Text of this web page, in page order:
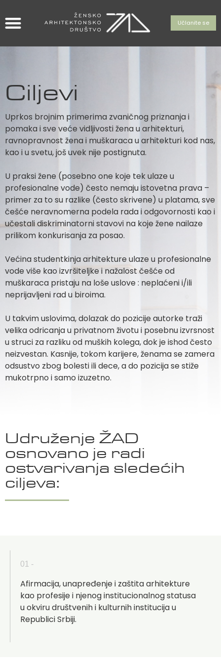
Učlanite se
Ciljevi
Uprkos brojnim primerima zvaničnog priznanja i
pomaka i sve veće vidljivosti žena u arhitekturi,
ravnopravnost žena i muškaraca u arhitekturi kod nas,
kao i u svetu, još uvek nije postignuta.
U praksi žene (posebno one koje tek ulaze u
profesionalne vode) često nemaju istovetna prava –
primer za to su razlike (često skrivene) u platama, sve
češće neravnomerna podela rada i odgovornosti kao i
učestali diskriminatorni stavovi na koje žene nailaze
prilikom konkurisanja za posao.
Većina studentkinja arhitekture ulaze u profesionalne
vode više kao izvršiteljke i nažalost češće od
muškaraca pristaju na loše uslove : neplaćeni i/ili
neprijavljeni rad u biroima.
U takvim uslovima, dolazak do pozicije autorke traži
velika odricanja u privatnom životu i posebnu izvrsnost
u struci za razliku od muških kolega, dok je ishod često
neizvestan. Kasnije, tokom karijere, ženama se zamera
odsustvo zbog bolesti ili dece, a do pozicija se stiže
mukotrpno i samo izuzetno.
Udruženje ŽAD
osnovano je radi
ostvarivanja sledećih
ciljeva:​
01 -
Afirmacija, unapređenje i zaštita arhitekture
kao profesije i njenog institucionalnog statusa
u okviru društvenih i kulturnih institucija u
Republici Srbiji.